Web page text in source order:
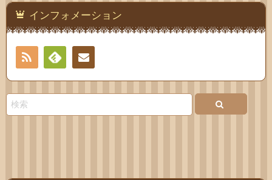
インフォメーション
RSS
Feedlyお問